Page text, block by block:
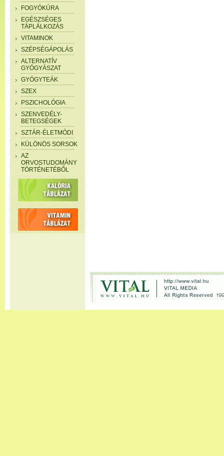
FOGYÓKÚRA
EGÉSZSÉGES
TÁPLÁLKOZÁS
VITAMINOK
SZÉPSÉGÁPOLÁS
ALTERNATÍV
GYÓGYÁSZAT
GYÓGYTEÁK
SZEX
PSZICHOLÓGIA
SZENVEDÉLY-
BETEGSÉGEK
SZTÁR-ÉLETMÓDI
KÜLÖNÖS SORSOK
AZ
ORVOSTUDOMÁNY
TÖRTÉNETÉBŐL